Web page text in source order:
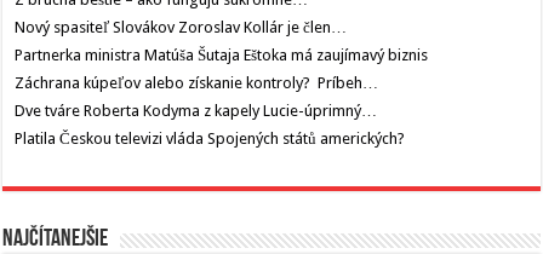
Nový spasiteľ Slovákov Zoroslav Kollár je člen…
Partnerka ministra Matúša Šutaja Eštoka má zaujímavý biznis
Záchrana kúpeľov alebo získanie kontroly? Príbeh…
Dve tváre Roberta Kodyma z kapely Lucie-úprimný…
Platila Českou televizi vláda Spojených států amerických?
Najčítanejšie